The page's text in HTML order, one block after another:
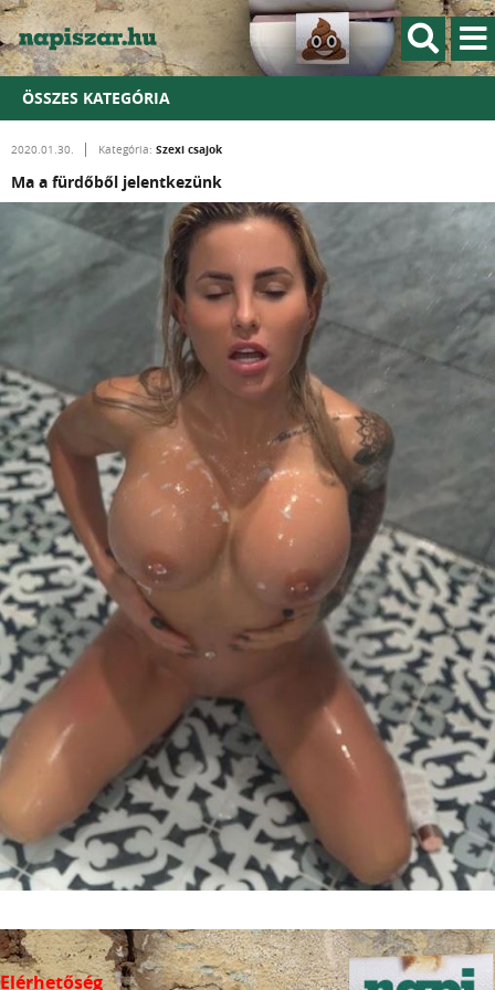
ÖSSZES KATEGÓRIA
2020.01.30. Kategória: Szexi csajok
Ma a fürdőből jelentkezünk
Elérhetőség